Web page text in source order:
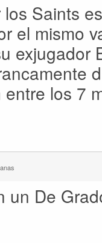
Saints
el mismo
exjugador
los 7
un De